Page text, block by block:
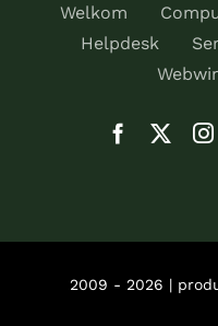
Welkom
Helpdesk
2009 - 2026 |